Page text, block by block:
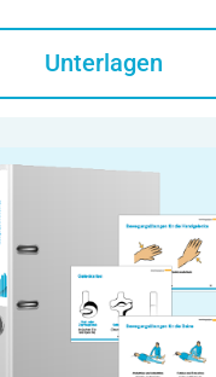
Unterlagen